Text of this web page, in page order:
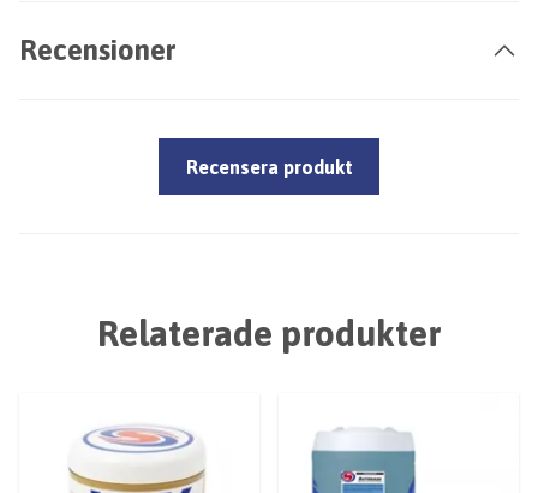
Recensioner
Recensera produkt
Relaterade produkter